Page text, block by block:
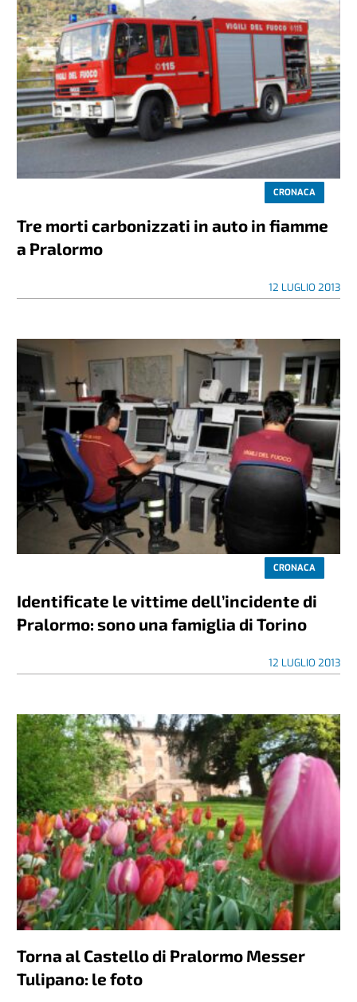
CRONACA
Tre morti carbonizzati in auto in fiamme
a Pralormo
12 LUGLIO 2013
CRONACA
Identificate le vittime dell’incidente di
Pralormo: sono una famiglia di Torino
12 LUGLIO 2013
Torna al Castello di Pralormo Messer
Tulipano: le foto